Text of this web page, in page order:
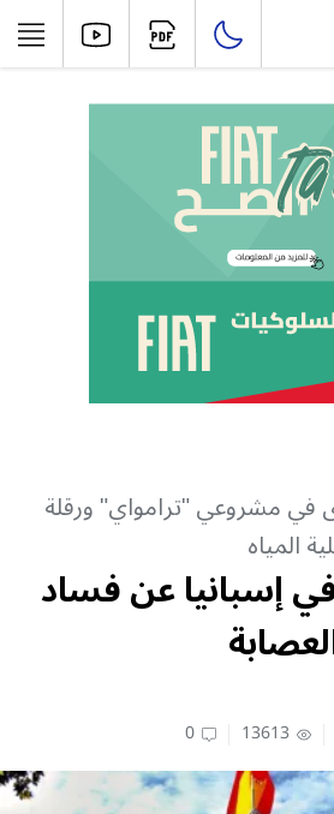
في مشروعي "ترامواي" ورقلة
المياه
إسبانيا عن فساد
13613
0